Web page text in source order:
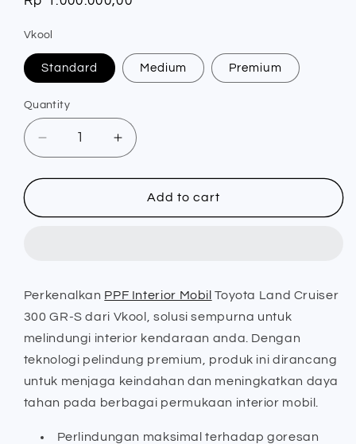
Vkool
Standard Medium Premium
Quantity
Quantity
Decrease
quantity
for
Interior
300
GR-
S
-
Vkool
Increase
quantity
for
Interior
300
GR-
S
-
Vkool
Add to cart
Perkenalkan PPF Interior Mobil Toyota Land Cruiser
300 GR-S dari Vkool, solusi sempurna untuk
melindungi interior kendaraan anda. Dengan
teknologi pelindung premium, produk ini dirancang
untuk menjaga keindahan dan meningkatkan daya
tahan pada berbagai permukaan interior mobil.
Perlindungan maksimal terhadap goresan